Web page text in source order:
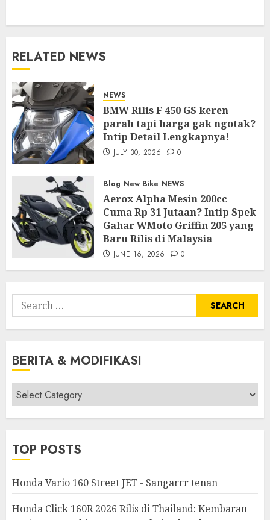
RELATED NEWS
NEWS
BMW Rilis F 450 GS keren
parah tapi harga gak ngotak?
Intip Detail Lengkapnya!
JULY 30, 2026 0
Blog New Bike NEWS
Aerox Alpha Mesin 200cc
Cuma Rp 31 Jutaan? Intip Spek
Gahar WMoto Griffin 205 yang
Baru Rilis di Malaysia
JUNE 16, 2026 0
Search
for:
BERITA & MODIFIKASI
Berita
&
Modifikasi
TOP POSTS
Honda Vario 160 Street JET - Sangarrr tenan
Honda Click 160R 2026 Rilis di Thailand: Kembaran